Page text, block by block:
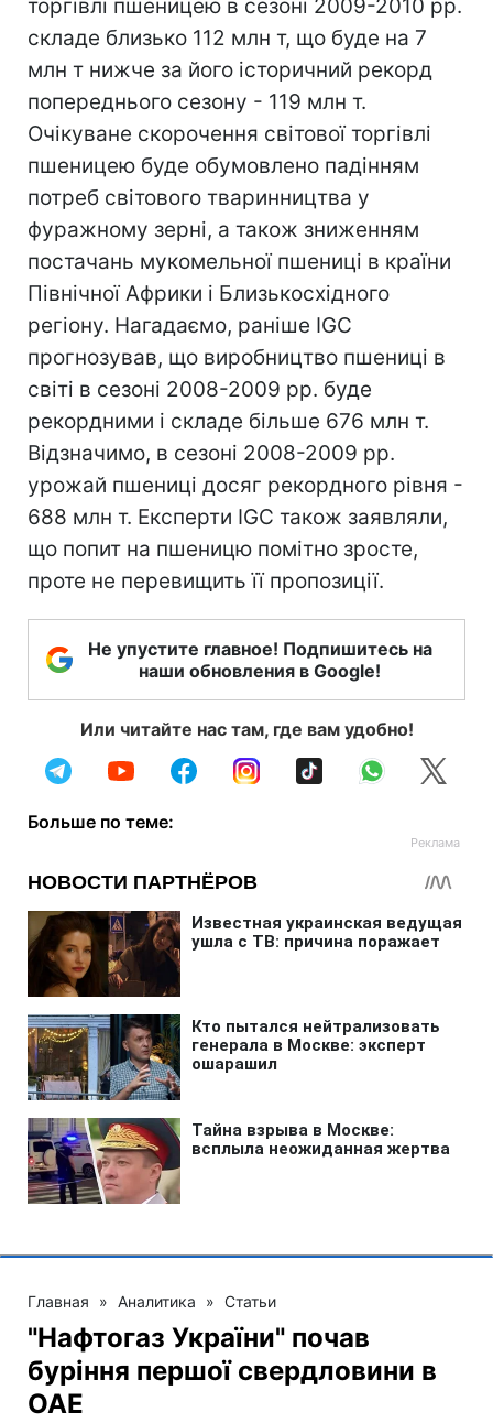
торгівлі пшеницею в сезоні 2009-2010 рр.
складе близько 112 млн т, що буде на 7
млн т нижче за його історичний рекорд
попереднього сезону - 119 млн т.
Очікуване скорочення світової торгівлі
пшеницею буде обумовлено падінням
потреб світового тваринництва у
фуражному зерні, а також зниженням
постачань мукомельної пшениці в країни
Північної Африки і Близькосхідного
регіону. Нагадаємо, раніше IGC
прогнозував, що виробництво пшениці в
світі в сезоні 2008-2009 рр. буде
рекордними і складе більше 676 млн т.
Відзначимо, в сезоні 2008-2009 рр.
урожай пшениці досяг рекордного рівня -
688 млн т. Експерти IGC також заявляли,
що попит на пшеницю помітно зросте,
проте не перевищить її пропозиції.
Не упустите главное! Подпишитесь на
наши обновления в Google!
Или читайте нас там, где вам удобно!
Больше по теме:
Главная » Аналитика » Статьи
"Нафтогаз України" почав
буріння першої свердловини в
ОАЕ